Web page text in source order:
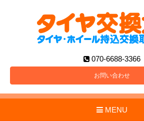
070-6688-3366
お問い合わせ
MENU